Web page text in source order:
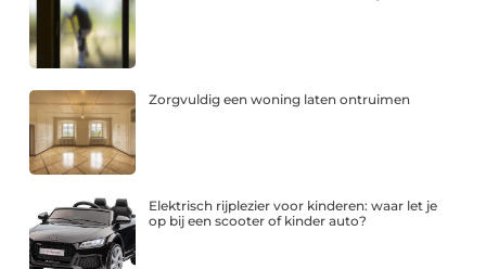
Zorgvuldig een woning laten ontruimen
Elektrisch rijplezier voor kinderen: waar let je
op bij een scooter of kinder auto?